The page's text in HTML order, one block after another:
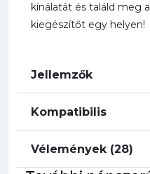
kínálatát és találd meg
kiegészítőt egy helyen!
Jellemzők
Kompatibilis
Vélemények (28)